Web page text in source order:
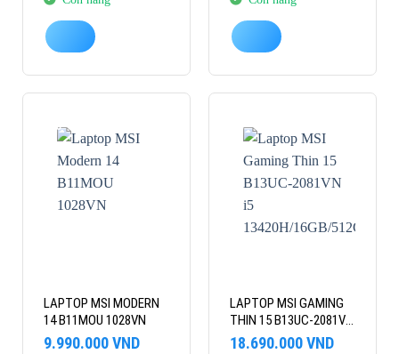
-13%
LAPTOP MSI MODERN
14 B11MOU 1028VN
Giá
9.990.000VND
Giá
-9%
LAPTOP MSI GAMING
THIN 15 B13UC-2081VN
I5
Giá
18.690.000VND
Giá